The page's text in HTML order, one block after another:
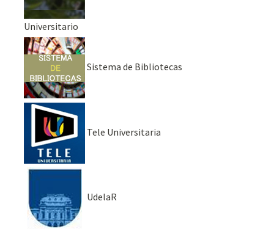
Universitario
Sistema de Bibliotecas
Tele Universitaria
UdelaR